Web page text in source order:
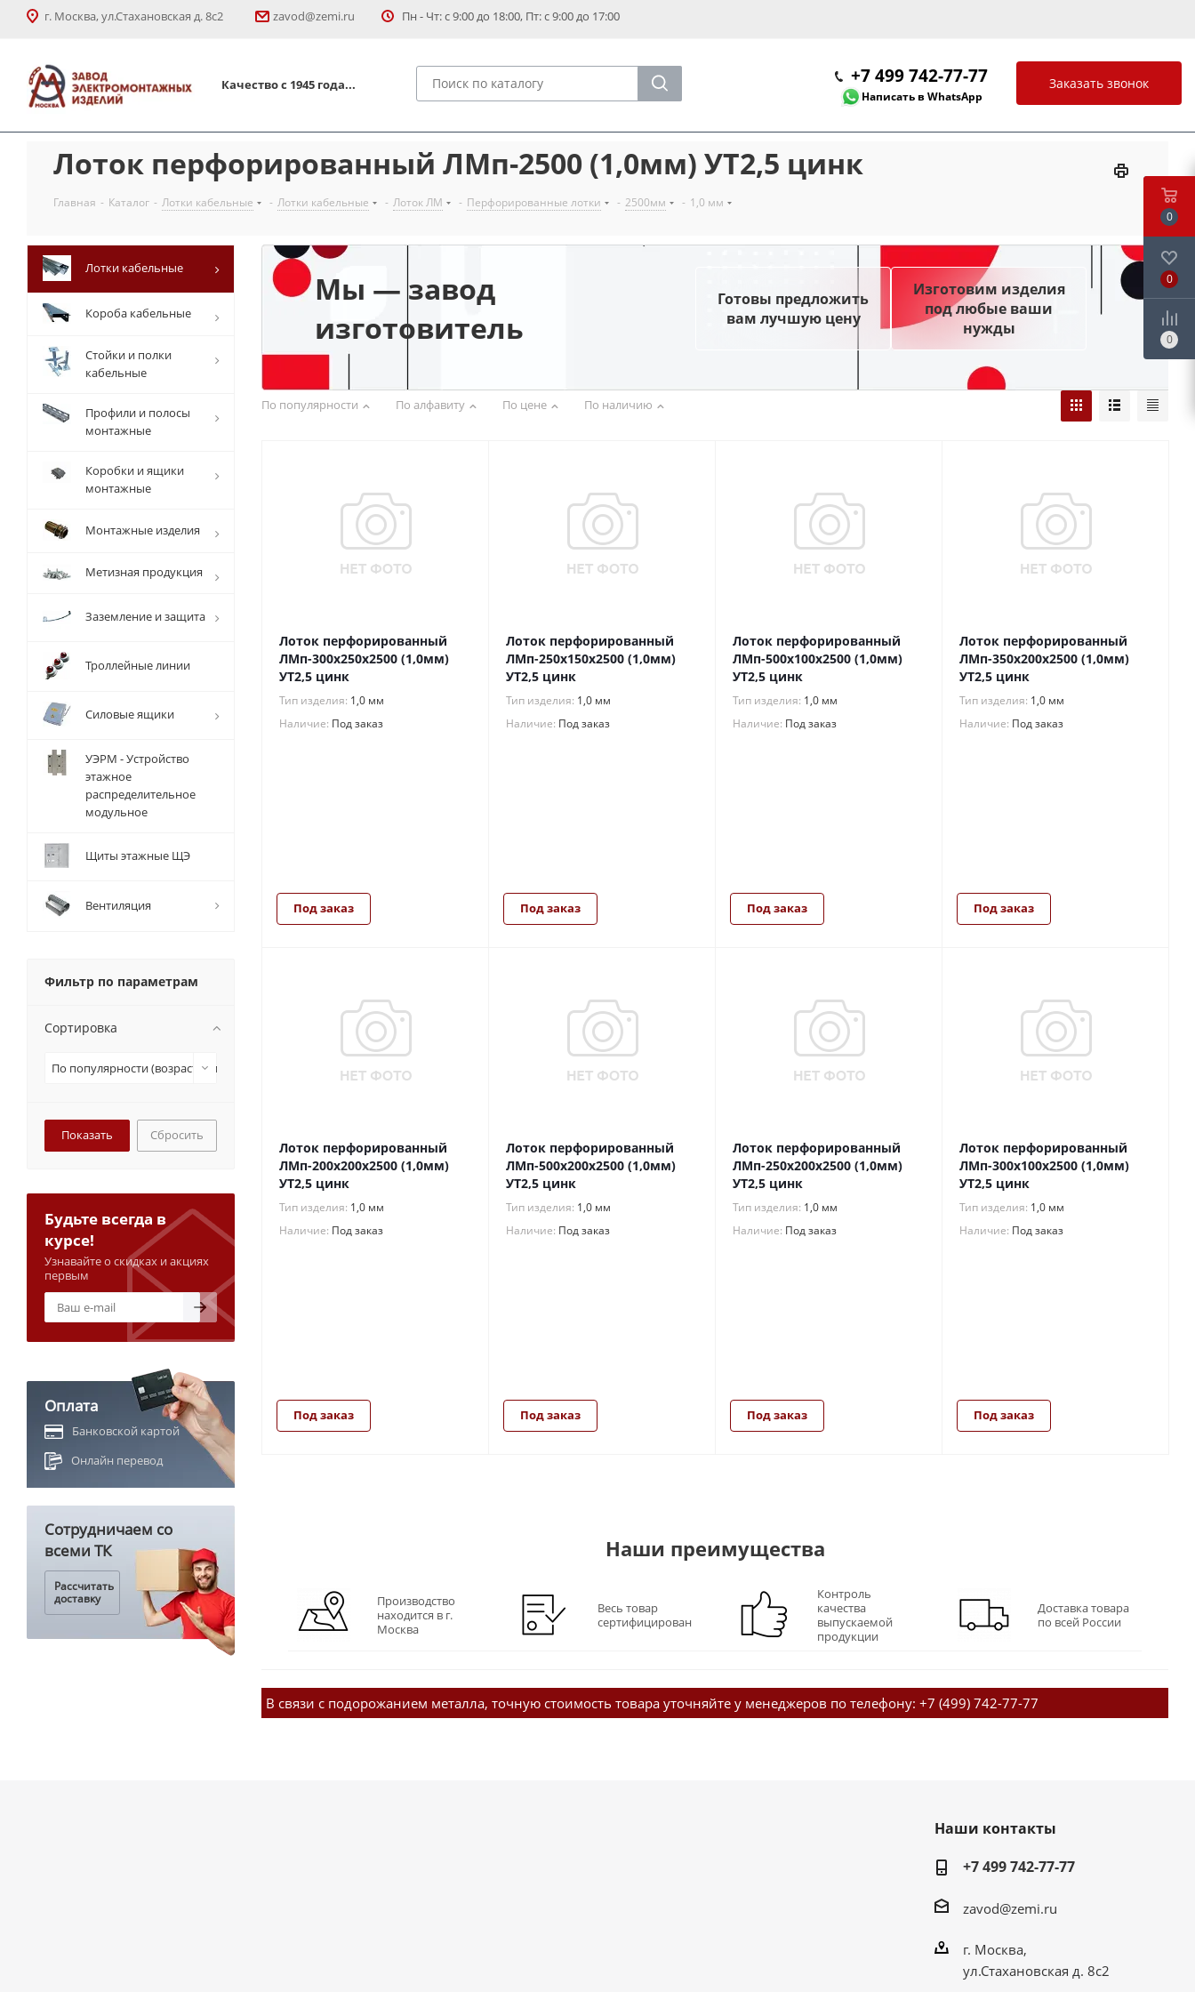
г. Москва, ул.Стахановская д. 8с2 zavod@zemi.ru Пн - Чт: с 9:00 до 18:00, Пт: с 9:00 до 17:00
Качество с 1945 года... Заказать звонок
+7 499 742-77-77
Написать в WhatsApp
Лоток перфорированный ЛМп-2500 (1,0мм) УТ2,5 цинк
Главная - Каталог - Лотки кабельные - Лотки кабельные - Лоток ЛМ - Перфорированные лотки - 2500мм - 1,0 мм
Мы — завод
изготовитель
Готовы предложить
вам лучшую цену
Изготовим изделия
под любые ваши
нужды
По популярности По алфавиту По цене По наличию
Лоток перфорированный
ЛМп-300х250х2500 (1,0мм)
УТ2,5 цинк
Тип изделия: 1,0 мм
Наличие: Под заказ
Под заказ
Лоток перфорированный
ЛМп-250х150х2500 (1,0мм)
УТ2,5 цинк
Тип изделия: 1,0 мм
Наличие: Под заказ
Под заказ
Лоток перфорированный
ЛМп-500х100х2500 (1,0мм)
УТ2,5 цинк
Тип изделия: 1,0 мм
Наличие: Под заказ
Под заказ
Лоток перфорированный
ЛМп-350х200х2500 (1,0мм)
УТ2,5 цинк
Тип изделия: 1,0 мм
Наличие: Под заказ
Под заказ
Лоток перфорированный
ЛМп-200х200х2500 (1,0мм)
УТ2,5 цинк
Тип изделия: 1,0 мм
Наличие: Под заказ
Под заказ
Лоток перфорированный
ЛМп-500х200х2500 (1,0мм)
УТ2,5 цинк
Тип изделия: 1,0 мм
Наличие: Под заказ
Под заказ
Лоток перфорированный
ЛМп-250х200х2500 (1,0мм)
УТ2,5 цинк
Тип изделия: 1,0 мм
Наличие: Под заказ
Под заказ
Лоток перфорированный
ЛМп-300х100х2500 (1,0мм)
УТ2,5 цинк
Тип изделия: 1,0 мм
Наличие: Под заказ
Под заказ
Наши преимущества
Производство
находится в г.
Москва
Весь товар
сертифицирован
Контроль
качества
выпускаемой
продукции
Доставка товара
по всей России
В связи с подорожанием металла, точную стоимость товара уточняйте у менеджеров по телефону: +7 (499) 742-77-77
Лотки кабельные
Короба кабельные
Стойки и полки
кабельные
Профили и полосы
монтажные
Коробки и ящики
монтажные
Монтажные изделия
Метизная продукция
Заземление и защита
Троллейные линии
Силовые ящики
УЭРМ - Устройство
этажное
распределительное
модульное
Щиты этажные ЩЭ
Вентиляция
Фильтр по параметрам
Сортировка
По популярности (возрастание)
Сбросить
Будьте всегда в
курсе!
Узнавайте о скидках и акциях
первым
Оплата
Банковской картой
Онлайн перевод
Сотрудничаем со
всеми ТК
Рассчитать
доставку
Наши контакты
+7 499 742-77-77
zavod@zemi.ru
г. Москва,
ул.Стахановская д. 8с2
0
0
0